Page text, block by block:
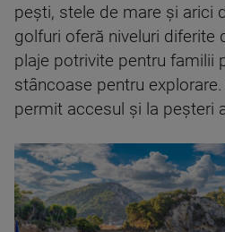
pești, stele de mare și arici
golfuri oferă niveluri diferite
plaje potrivite pentru familii
stâncoase pentru
permit accesul și la peșteri